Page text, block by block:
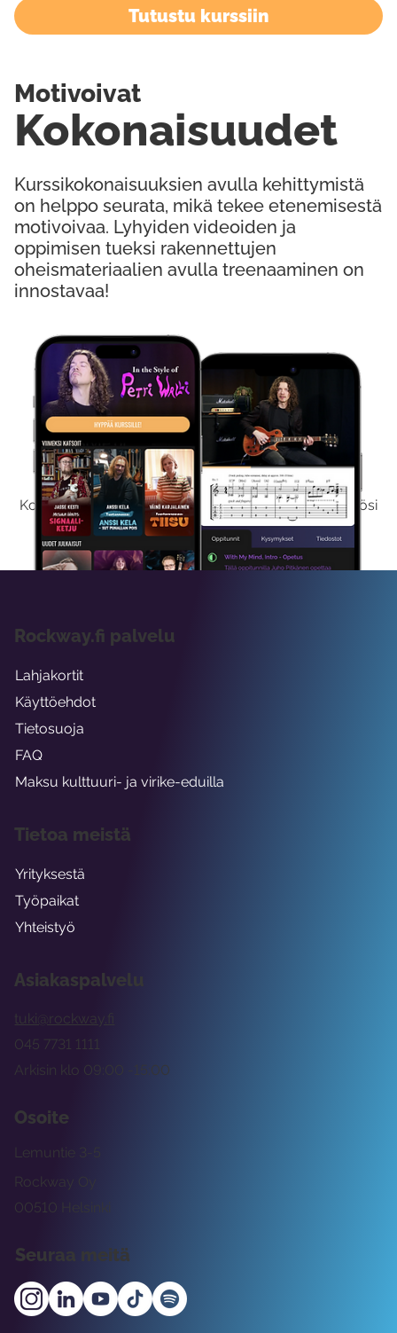
Kokeile Ilmaiseksi
Kokeilemalla ilmaiseksi saat koko sisältömme käyttöösi
viikon ajaksi.
Tutustu kurssiin
Kurssikokonaisuuksien avulla kehittymistä
on helppo seurata, mikä tekee etenemisestä
motivoivaa. Lyhyiden videoiden ja
oppimisen tueksi rakennettujen
oheismateriaalien avulla treenaaminen on
innostavaa!
Kokonaisuudet
Motivoivat
Asiakaspalvelu
tuki@rockway.fi
Arkisin klo 09:00 -15:00
045 7731 1111
Osoite
Rockway Oy
Lemuntie 3-5
00510 Helsinki
Seuraa meitä
Rockway.fi palvelu
Lahjakortit
Käyttöehdot
Tietosuoja
FAQ
Maksu kulttuuri- ja virike-eduilla
Tietoa meistä
Yrityksestä
Työpaikat
Yhteistyö